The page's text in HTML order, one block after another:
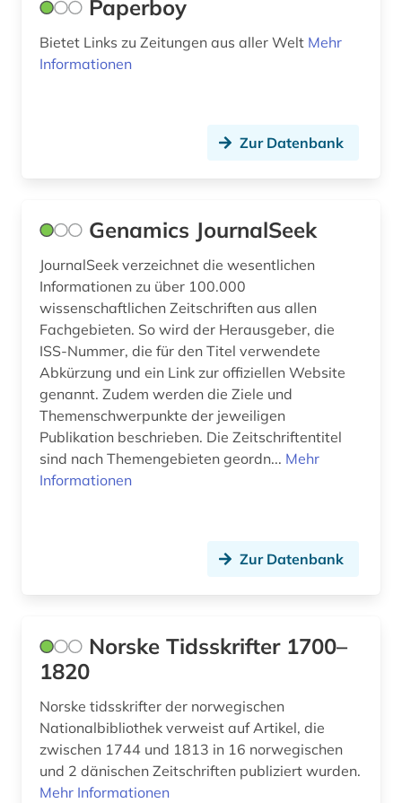
Paperboy
Bietet Links zu Zeitungen aus aller Welt Mehr
Informationen
Zur Datenbank
Genamics JournalSeek
JournalSeek verzeichnet die wesentlichen
Informationen zu über 100.000
wissenschaftlichen Zeitschriften aus allen
Fachgebieten. So wird der Herausgeber, die
ISS-Nummer, die für den Titel verwendete
Abkürzung und ein Link zur offiziellen Website
genannt. Zudem werden die Ziele und
Themenschwerpunkte der jeweiligen
Publikation beschrieben. Die Zeitschriftentitel
sind nach Themengebieten geordn... Mehr
Informationen
Zur Datenbank
Norske Tidsskrifter 1700–
1820
Norske tidsskrifter der norwegischen
Nationalbibliothek verweist auf Artikel, die
zwischen 1744 und 1813 in 16 norwegischen
und 2 dänischen Zeitschriften publiziert wurden.
Mehr Informationen